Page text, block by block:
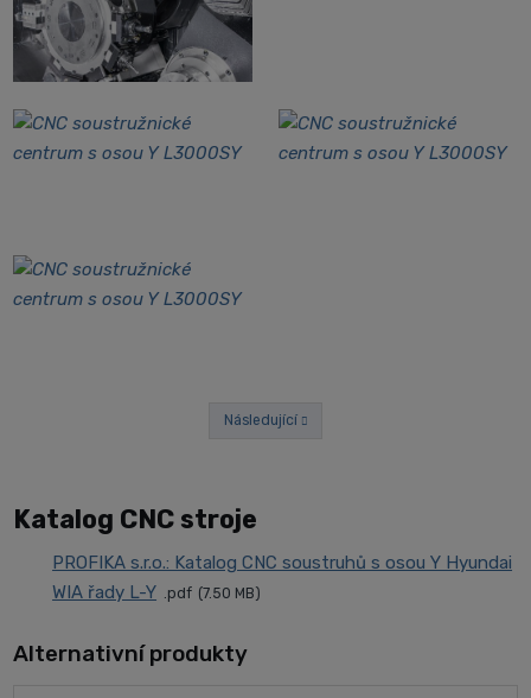
Následující
Katalog CNC stroje
PROFIKA s.r.o.: Katalog CNC soustruhů s osou Y Hyundai
WIA řady L-Y
pdf 7.50 MB
Alternativní produkty